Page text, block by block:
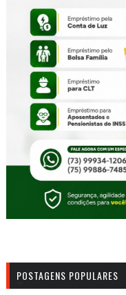
POSTAGENS POPULARES